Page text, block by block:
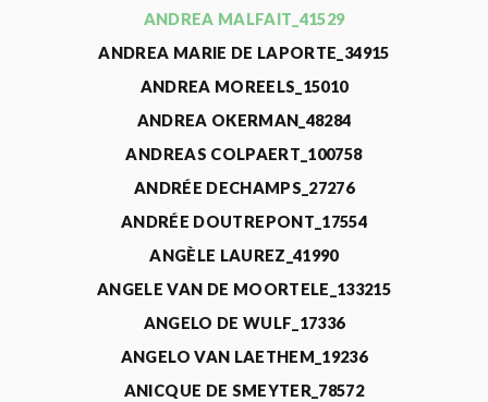
ANDREA MALFAIT_41529
ANDREA MARIE DE LAPORTE_34915
ANDREA MOREELS_15010
ANDREA OKERMAN_48284
ANDREAS COLPAERT_100758
ANDRÉE DECHAMPS_27276
ANDRÉE DOUTREPONT_17554
ANGÈLE LAUREZ_41990
ANGELE VAN DE MOORTELE_133215
ANGELO DE WULF_17336
ANGELO VAN LAETHEM_19236
ANICQUE DE SMEYTER_78572